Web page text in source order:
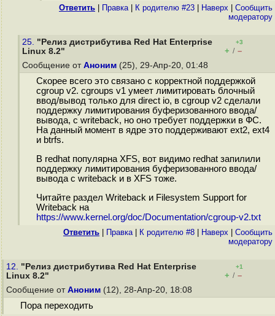
Ответить Правка| К родителю #23 Наверх
Cообщить
модератору
25. "Релиз дистрибутива Red Hat Enterprise
Linux 8.2"
+3
+ / –
Сообщение от Аноним (25), 29-Апр-20, 01:48
Скорее всего это связано с корректной поддержкой
cgroup v2. cgroups v1 умеет лимитировать блочный
ввод/вывод только для direct io, в cgroup v2 сделали
поддержку лимитирования буферизованного ввода/
вывода, с writeback, но оно требует поддержки в ФС.
На данный момент в ядре это поддерживают ext2, ext4
и btrfs.
В redhat популярна XFS, вот видимо redhat запилили
поддержку лимитирования буферизованного ввода/
вывода с writeback и в XFS тоже.
Читайте раздел Writeback и Filesystem Support for
Writeback на
https://www.kernel.org/doc/Documentation/cgroup-v2.txt
Ответить Правка| К родителю #8 Наверх
Cообщить
модератору
12. "Релиз дистрибутива Red Hat Enterprise
Linux 8.2"
+1
+ / –
Сообщение от Аноним (12), 28-Апр-20, 18:08
Пора переходить